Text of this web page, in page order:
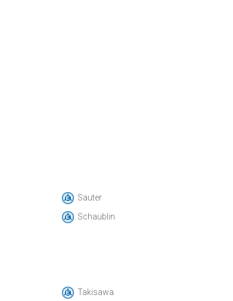
Sauter
Schaublin
Takisawa